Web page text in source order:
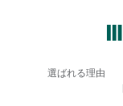
選ばれる理由